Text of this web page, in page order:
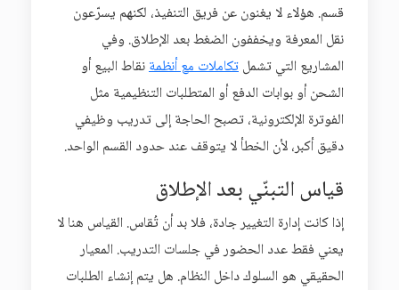
قسم. هؤلاء لا يغنون عن فريق التنفيذ، لكنهم يسرّعون
نقل المعرفة ويخففون الضغط بعد الإطلاق. وفي
المشاريع التي تشملتكاملات مع أنظمةنقاط البيع أو
الشحن أو بوابات الدفع أو المتطلبات التنظيمية مثل
الفوترة الإلكترونية، تصبح الحاجة إلى تدريب وظيفي
دقيق أكبر، لأن الخطأ لا يتوقف عند حدود القسم الواحد.
قياس التبنّي بعد الإطلاق
إذا كانت إدارة التغيير جادة، فلا بد أن تُقاس. القياس هنا لا
يعني فقط عدد الحضور في جلسات التدريب. المعيار
الحقيقي هو السلوك داخل النظام. هل يتم إنشاء الطلبات